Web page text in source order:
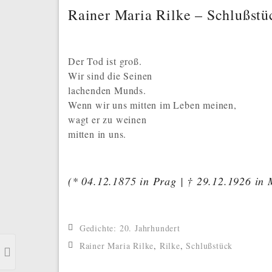
Rainer Maria Rilke –
Der Tod ist groß.
Wir sind die Seinen
lachenden Munds.
Wenn wir uns mitten im Leben meinen,
wagt er zu weinen
mitten in uns.
(* 04.12.1875 in Prag | † 29.12.1926 in
Gedichte: 20. Jahrhundert
Rainer Maria Rilke, Rilke,Schlußstück
Rainer Maria Rilke – Der Panther